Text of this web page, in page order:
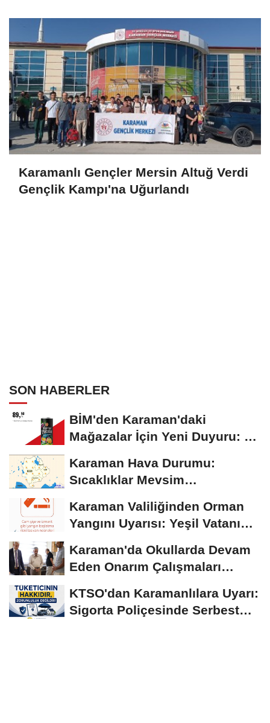
Karamanlı Gençler Mersin Altuğ Verdi
Gençlik Kampı'na Uğurlandı
SON HABERLER
BİM'den Karaman'daki
Mağazalar İçin Yeni Duyuru: 11
Karaman Hava Durumu:
Sıcaklıklar Mevsim
Seyrediyor
Karaman Valiliğinden Orman
Yangını Uyarısı: Yeşil Vatanı
Karaman'da Okullarda Devam
Eden Onarım Çalışmaları
KTSO'dan Karamanlılara Uyarı:
Sigorta Poliçesinde Serbest